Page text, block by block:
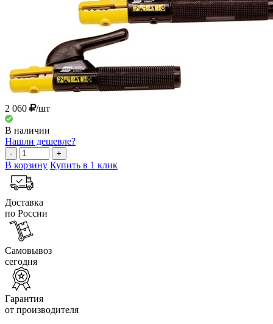
2 060 /шт
В наличии
Нашли дешевле?
- +
В корзину Купить в 1 клик
Доставка
по России
Самовывоз
сегодня
Гарантия
от производителя